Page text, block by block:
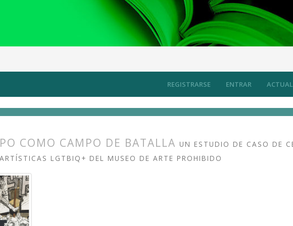
ACTUAL
REGISTRARSE ENTRAR
y esfera pública Artículos
COMO CAMPO DE BATALLA UN ESTUDIO DE CASO DE
LGTBIQ+ DEL MUSEO DE ARTE PROHIBIDO